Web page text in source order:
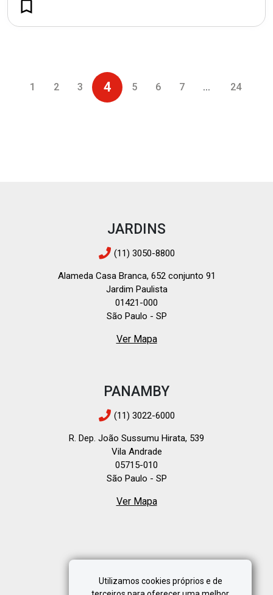
1 2 3 4 5 6 7 ... 24
Utilizamos cookies próprios e de
JARDINS
(11) 3050-8800
Alameda Casa Branca, 652 conjunto 91
Jardim Paulista
01421-000
São Paulo - SP
Ver Mapa
PANAMBY
(11) 3022-6000
R. Dep. João Sussumu Hirata, 539
Vila Andrade
05715-010
São Paulo - SP
Ver Mapa